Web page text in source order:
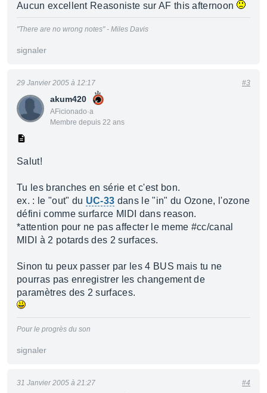
Aucun excellent Reasoniste sur AF this afternoon
"There are no wrong notes" - Miles Davis
signaler
akum420
AFicionado·a
Membre depuis 22 ans
29 Janvier 2005 à 12:17 #3
Salut!
Tu les branches en série et c'est bon.
ex. : le "out" du UC-33 dans le "in" du Ozone, l'ozone
défini comme surfarce MIDI dans reason.
*attention pour ne pas affecter le meme #cc/canal
MIDI à 2 potards des 2 surfaces.
Sinon tu peux passer par les 4 BUS mais tu ne
pourras pas enregistrer les changement de
paramètres des 2 surfaces.
Pour le progrès du son
signaler
31 Janvier 2005 à 21:27 #4